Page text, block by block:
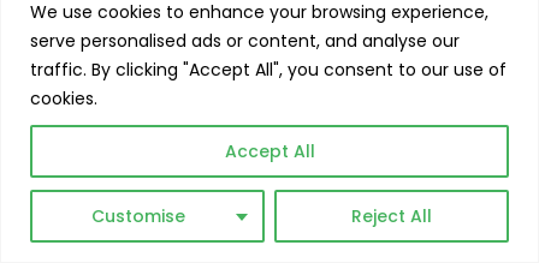
We use cookies to enhance your browsing experience,
serve personalised ads or content, and analyse our
traffic. By clicking "Accept All", you consent to our use of
cookies.
Customise Reject All
Accept All